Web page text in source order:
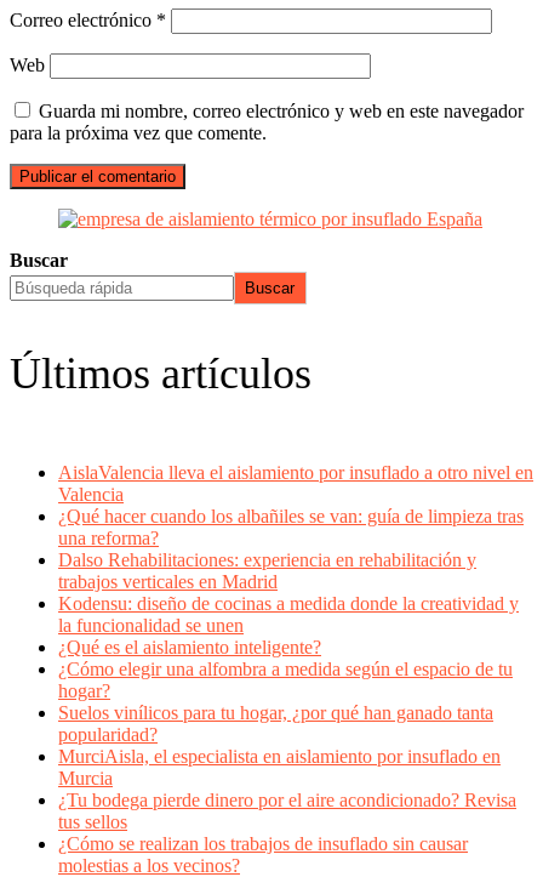
Correo electrónico *
Web
Guarda mi nombre, correo electrónico y web en este navegador
para la próxima vez que comente.
Buscar
Buscar
Últimos artículos
AislaValencia lleva el aislamiento por insuflado a otro nivel en
Valencia
¿Qué hacer cuando los albañiles se van: guía de limpieza tras
una reforma?
Dalso Rehabilitaciones: experiencia en rehabilitación y
trabajos verticales en Madrid
Kodensu: diseño de cocinas a medida donde la creatividad y
la funcionalidad se unen
¿Qué es el aislamiento inteligente?
¿Cómo elegir una alfombra a medida según el espacio de tu
hogar?
Suelos vinílicos para tu hogar, ¿por qué han ganado tanta
popularidad?
MurciAisla, el especialista en aislamiento por insuflado en
Murcia
¿Tu bodega pierde dinero por el aire acondicionado? Revisa
tus sellos
¿Cómo se realizan los trabajos de insuflado sin causar
molestias a los vecinos?